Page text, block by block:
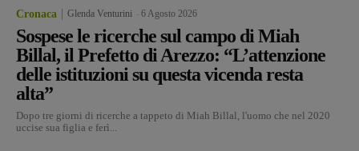
Cronaca Glenda Venturini 6 Agosto 2026
Sospese le ricerche sul campo di Miah
Billal, il Prefetto di Arezzo: “L’attenzione
delle istituzioni su questa vicenda resta
alta”
Dopo tre giorni di ricerche a tappeto di Miah Billal, l'uomo che nel 2020
uccise sua figlia e ferì...